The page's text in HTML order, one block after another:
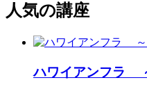
人気の講座
ハワイアンフラ